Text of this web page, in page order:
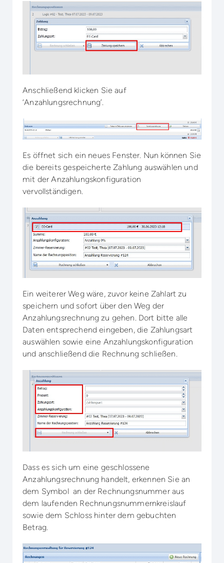
Anschließend klicken Sie auf
‘Anzahlungsrechnung’.
Es öffnet sich ein neues Fenster. Nun können Sie
die bereits gespeicherte Zahlung auswählen und
mit der Anzahlungskonfiguration
vervollständigen.
Ein weiterer Weg wäre, zuvor keine Zahlart zu
speichern und sofort über den Weg der
Anzahlungsrechnung zu gehen. Dort bitte alle
Daten entsprechend eingeben, die Zahlungsart
auswählen sowie eine Anzahlungskonfiguration
und anschließend die Rechnung schließen.
Dass es sich um eine geschlossene
Anzahlungsrechnung handelt, erkennen Sie an
dem Symbol an der Rechnungsnummer aus
dem laufenden Rechnungsnummernkreislauf
sowie dem Schloss hinter dem gebuchten
Betrag.